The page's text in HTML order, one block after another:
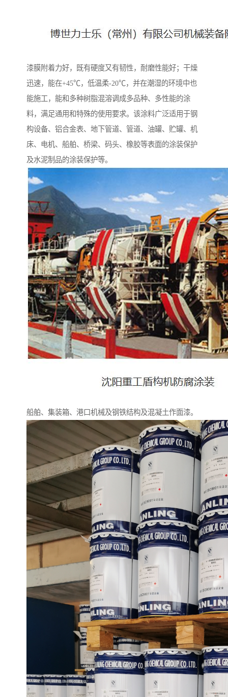
漆膜附着力好，既有硬度又有韧性，耐磨性能好；干燥
迅速，能在+45℃，低温柔-20℃，并在潮湿的环境中也
能施工，能和多种树脂混溶调成多品种、多性能的涂
料，满足通用和特殊的使用要求。该涂料广泛适用于钢
构设备、铝合金表、地下管道、管道、油罐、贮罐、机
床、电机、船舶、桥梁、码头、橡胶等表面的涂装保护
及水泥制品的涂装保护等。
船舶、集装箱、港口机械及钢铁结构及混凝土作面漆。